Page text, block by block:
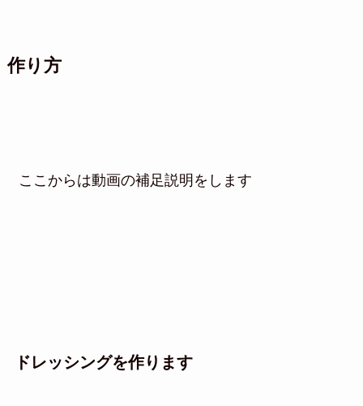
作り方
ここからは動画の補足説明をします
ドレッシングを作ります